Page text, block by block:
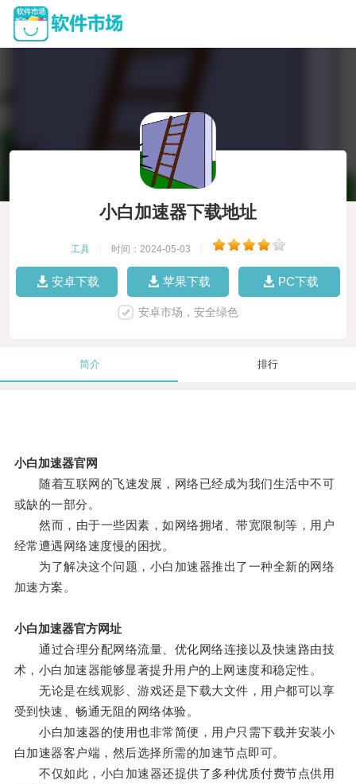
小白加速器下载地址
工具 时间：2024-05-03
安卓下载 苹果下载 PC下载
安卓市场，安全绿色
简介 排行
小白加速器官网
随着互联网的飞速发展，网络已经成为我们生活中不可
或缺的一部分。
然而，由于一些因素，如网络拥堵、带宽限制等，用户
经常遭遇网络速度慢的困扰。
为了解决这个问题，小白加速器推出了一种全新的网络
加速方案。
小白加速器官方网址
通过合理分配网络流量、优化网络连接以及快速路由技
术，小白加速器能够显著提升用户的上网速度和稳定性。
无论是在线观影、游戏还是下载大文件，用户都可以享
受到快速、畅通无阻的网络体验。
小白加速器的使用也非常简便，用户只需下载并安装小
白加速器客户端，然后选择所需的加速节点即可。
不仅如此，小白加速器还提供了多种优质付费节点供用